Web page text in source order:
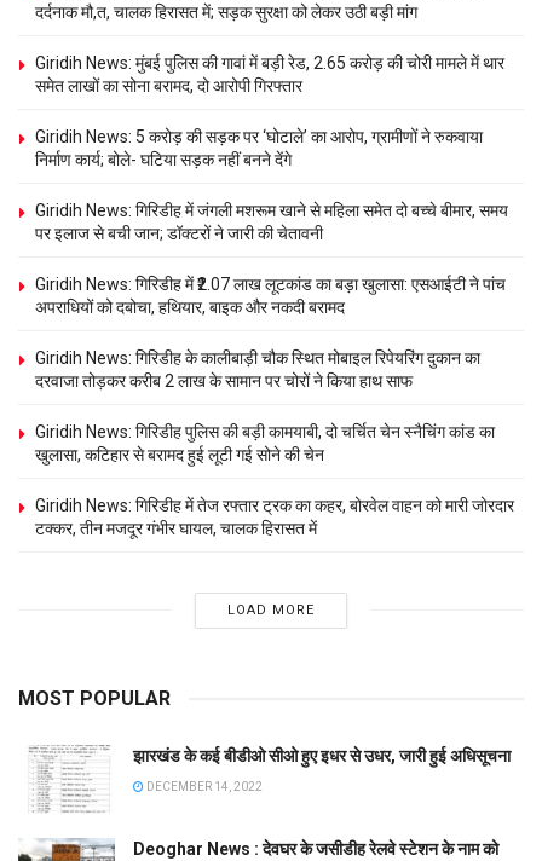
दर्दनाक मौ,त, चालक हिरासत में; सड़क सुरक्षा को लेकर उठी बड़ी मांग
Giridih News: मुंबई पुलिस की गावां में बड़ी रेड, 2.65 करोड़ की चोरी मामले में थार
समेत लाखों का सोना बरामद, दो आरोपी गिरफ्तार
Giridih News: 5 करोड़ की सड़क पर ‘घोटाले’ का आरोप, ग्रामीणों ने रुकवाया
निर्माण कार्य; बोले- घटिया सड़क नहीं बनने देंगे
Giridih News: गिरिडीह में जंगली मशरूम खाने से महिला समेत दो बच्चे बीमार, समय
पर इलाज से बची जान; डॉक्टरों ने जारी की चेतावनी
Giridih News: गिरिडीह में ₹2.07 लाख लूटकांड का बड़ा खुलासा: एसआईटी ने पांच
अपराधियों को दबोचा, हथियार, बाइक और नकदी बरामद
Giridih News: गिरिडीह के कालीबाड़ी चौक स्थित मोबाइल रिपेयरिंग दुकान का
दरवाजा तोड़कर करीब 2 लाख के सामान पर चोरों ने किया हाथ साफ
Giridih News: गिरिडीह पुलिस की बड़ी कामयाबी, दो चर्चित चेन स्नैचिंग कांड का
खुलासा, कटिहार से बरामद हुई लूटी गई सोने की चेन
Giridih News: गिरिडीह में तेज रफ्तार ट्रक का कहर, बोरवेल वाहन को मारी जोरदार
टक्कर, तीन मजदूर गंभीर घायल, चालक हिरासत में
LOAD MORE
MOST POPULAR
झारखंड के कई बीडीओ सीओ हुए इधर से उधर, जारी हुई अधिसूचना
DECEMBER 14, 2022
Deoghar News : देवघर के जसीडीह रेलवे स्टेशन के नाम को